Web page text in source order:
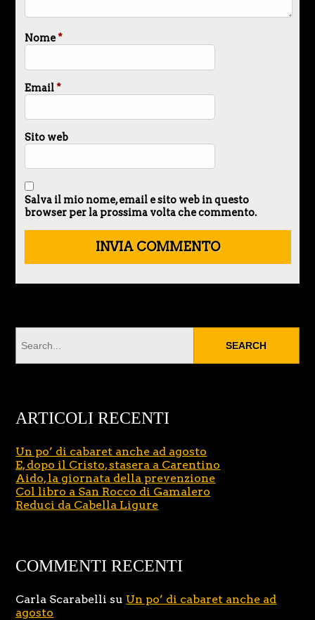
Nome*
Email*
Sito web
Salva il mio nome, email e sito web in questo
browser per la prossima volta che commento.
ARTICOLI RECENTI
Un po’ di cabaret anche ad agosto
E, dopo il Cristo, stasera a Carentino
Aido, la giornata della prevenzione
Col libro a San Rocco di Gamalero
Reduci da Cabella Ligure
COMMENTI RECENTI
Carla Scarabelli su Un po’ di cabaret anche ad
agosto